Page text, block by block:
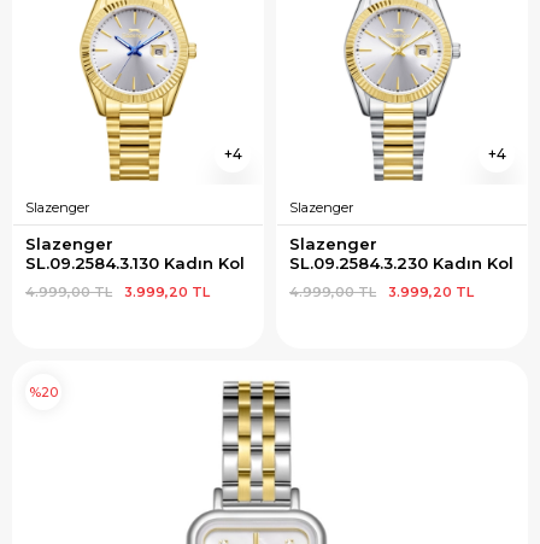
4
Slazenger
Slazenger
SL.09.2584.3.130 Kadın Kol
3.999,20 TL
4.999,00 TL
4
Slazenger
Slazenger
SL.09.2584.3.230 Kadın Kol
3.999,20 TL
4.999,00 TL
%20